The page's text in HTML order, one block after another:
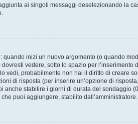
ai singoli messaggi deselezionando la
quando inizi un nuovo argomento (o quando
vedere, sotto lo spazio per
vedi, probabilmente non hai il diritto di creare
di risposta (per inserire un’opzione di
anche stabilire i giorni di durata del sondaggio
puoi aggiungere, stabilito dall’amministratore.